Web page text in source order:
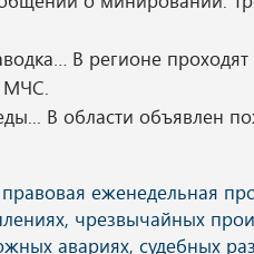
В регионе проходят
МЧС.
В области объявлен